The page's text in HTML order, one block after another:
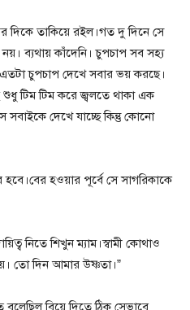
দিকে তাকিয়ে রইল।গত দু দিনে সে
ব্যথায় কাঁদেনি। চুপচাপ সব সহ্য
চুপচাপ দেখে সবার ভয় করছে।
শুধু টিম টিম করে জ্বলতে থাকা এক
দেখে যাচ্ছে কিন্তু কোনো
হওয়ার পূর্বে সে সাগরিকাকে
নিতে শিখুন ম্যাম।স্বামী কোথাও
তো দিন আমার উষ্ণতা।”
বিয়ে দিতে ঠিক সেভাবে